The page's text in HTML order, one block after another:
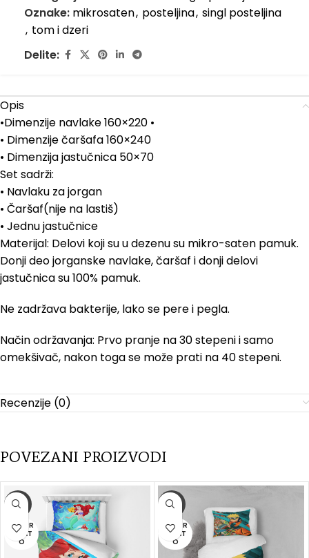
Oznake: mikrosaten, posteljina, singl posteljina
, tom i dzeri
Delite:
Opis
•Dimenzije navlake 160×220 •
• Dimenzije čaršafa 160×240
• Dimenzija jastučnica 50×70
Set sadrži:
• Navlaku za jorgan
• Čaršaf(nije na lastiš)
• Jednu jastučnice
Materijal: Delovi koji su u dezenu su mikro-saten pamuk.
Donji deo jorganske navlake, čaršaf i donji delovi
jastučnica su 100% pamuk.
Ne zadržava bakterije, lako se pere i pegla.
Način održavanja: Prvo pranje na 30 stepeni i samo
omekšivač, nakon toga se može prati na 40 stepeni.
Recenzije (0)
POVEZANI PROIZVODI
-11%
RASPR
ODAT
O
-11%
RASPR
ODAT
O